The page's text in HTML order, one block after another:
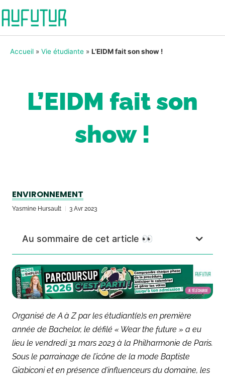
Accueil » Vie étudiante » L’EIDM fait son show !
L’EIDM fait son
show !
ENVIRONNEMENT
Yasmine Hursault 3 Avr 2023
Au sommaire de cet article 👀
Organisé de A à Z par les étudiant(e)s en première
année de Bachelor, le défilé « Wear the future » a eu
lieu le vendredi 31 mars 2023 à la Philharmonie de Paris.
Sous le parrainage de l’icône de la mode Baptiste
Giabiconi et en présence d’influenceurs du domaine, les